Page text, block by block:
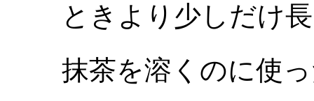
ときより少しだけ
抹茶を溶くのに使